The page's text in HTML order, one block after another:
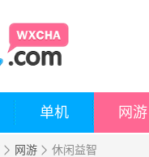
单机 网游
网游 休闲益智